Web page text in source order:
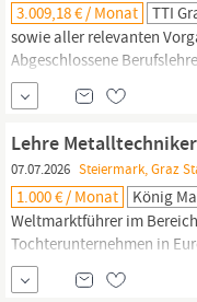
3.009,18 € / Monat TTI
sowie aller relevanten
Abgeschlossene
Chemie, Pharmazie,
frau,
Bäcker:in,
verwandten Bereich gute
Selbstständiges und
Lehre
07.07.2026 Steiermark, Graz
1.000 € / Monat König
Weltmarktführer im Bereich
Tochterunternehmen in
folgenden Lehrberuf in
erstellen am Computer